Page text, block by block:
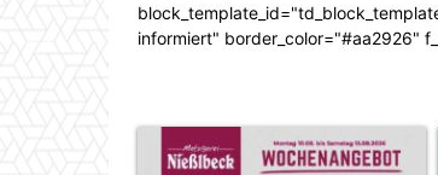
informiert" border_color="#aa2926"